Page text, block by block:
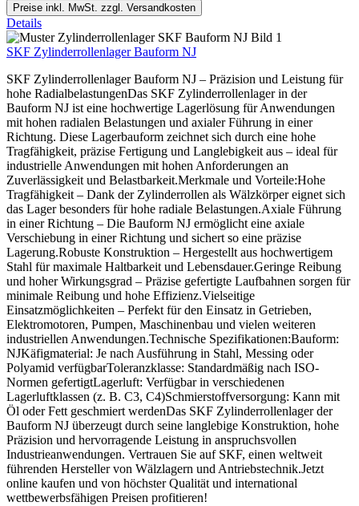
Preise inkl. MwSt. zzgl. Versandkosten
Details
SKF Zylinderrollenlager Bauform NJ
SKF Zylinderrollenlager Bauform NJ – Präzision und Leistung für
hohe RadialbelastungenDas SKF Zylinderrollenlager in der
Bauform NJ ist eine hochwertige Lagerlösung für Anwendungen
mit hohen radialen Belastungen und axialer Führung in einer
Richtung. Diese Lagerbauform zeichnet sich durch eine hohe
Tragfähigkeit, präzise Fertigung und Langlebigkeit aus – ideal für
industrielle Anwendungen mit hohen Anforderungen an
Zuverlässigkeit und Belastbarkeit.Merkmale und Vorteile:Hohe
Tragfähigkeit – Dank der Zylinderrollen als Wälzkörper eignet sich
das Lager besonders für hohe radiale Belastungen.Axiale Führung
in einer Richtung – Die Bauform NJ ermöglicht eine axiale
Verschiebung in einer Richtung und sichert so eine präzise
Lagerung.Robuste Konstruktion – Hergestellt aus hochwertigem
Stahl für maximale Haltbarkeit und Lebensdauer.Geringe Reibung
und hoher Wirkungsgrad – Präzise gefertigte Laufbahnen sorgen für
minimale Reibung und hohe Effizienz.Vielseitige
Einsatzmöglichkeiten – Perfekt für den Einsatz in Getrieben,
Elektromotoren, Pumpen, Maschinenbau und vielen weiteren
industriellen Anwendungen.Technische Spezifikationen:Bauform:
NJKäfigmaterial: Je nach Ausführung in Stahl, Messing oder
Polyamid verfügbarToleranzklasse: Standardmäßig nach ISO-
Normen gefertigtLagerluft: Verfügbar in verschiedenen
Lagerluftklassen (z. B. C3, C4)Schmierstoffversorgung: Kann mit
Öl oder Fett geschmiert werdenDas SKF Zylinderrollenlager der
Bauform NJ überzeugt durch seine langlebige Konstruktion, hohe
Präzision und hervorragende Leistung in anspruchsvollen
Industrieanwendungen. Vertrauen Sie auf SKF, einen weltweit
führenden Hersteller von Wälzlagern und Antriebstechnik.Jetzt
online kaufen und von höchster Qualität und international
wettbewerbsfähigen Preisen profitieren!